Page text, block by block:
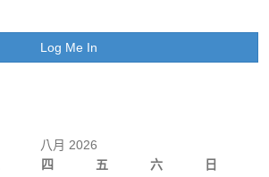
八月 2026
四 五 六 日